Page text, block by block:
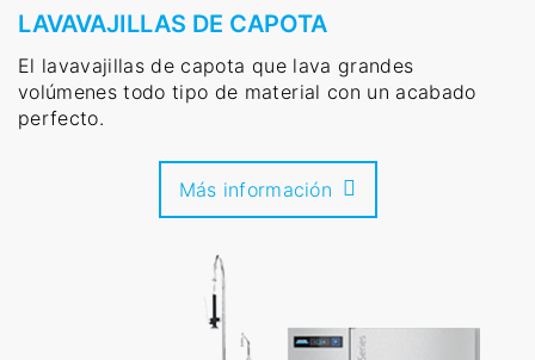
LAVAVAJILLAS DE CAPOTA
El lavavajillas de capota que lava grandes
volúmenes todo tipo de material con un acabado
perfecto.
Más información